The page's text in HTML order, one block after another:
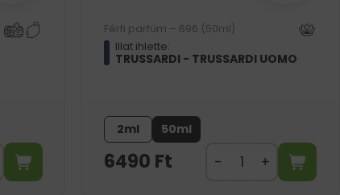
Férfi parfüm – 696 (50ml)
Illat ihlette:
TRUSSARDI - TRUSSARDI UOMO
2ml 50ml
6490 Ft